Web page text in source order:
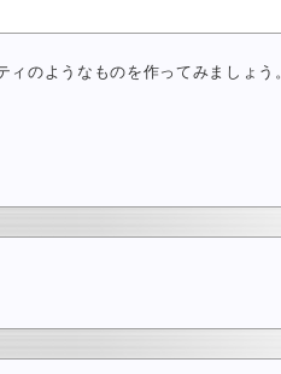
のようなものを作ってみましょ